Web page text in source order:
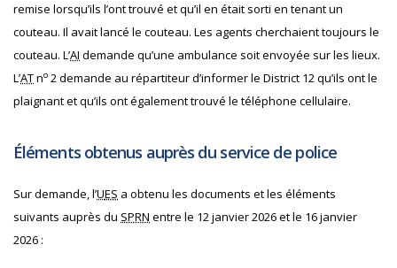
remise lorsqu’ils l’ont trouvé et qu’il en était sorti en tenant un
couteau. Il avait lancé le couteau. Les agents cherchaient toujours le
couteau. L’AI demande qu’une ambulance soit envoyée sur les lieux.
L’ATno 2 demande au répartiteur d’informer le District 12 qu’ils ont le
plaignant et qu’ils ont également trouvé le téléphone cellulaire.
Éléments obtenus auprès du service de police
Sur demande, l’UES a obtenu les documents et les éléments
suivants auprès du SPRN entre le 12 janvier 2026 et le 16 janvier
2026 :